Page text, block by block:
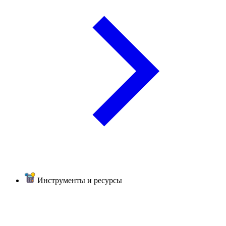
Инструменты и ресурсы